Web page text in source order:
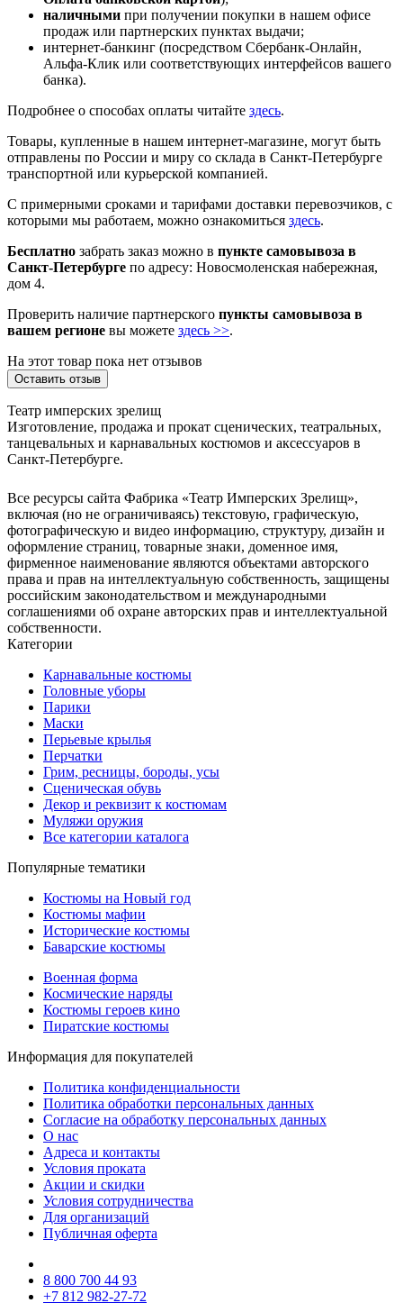
наличными при получении покупки в нашем офисе
продаж или партнерских пунктах выдачи;
интернет-банкинг (посредством Сбербанк-Онлайн,
Альфа-Клик или соответствующих интерфейсов вашего
банка).
Подробнее о способах оплаты читайте здесь.
Товары, купленные в нашем интернет-магазине, могут быть
отправлены по России и миру со склада в Санкт-Петербурге
транспортной или курьерской компанией.
С примерными сроками и тарифами доставки перевозчиков, с
которыми мы работаем, можно ознакомиться здесь.
Бесплатно забрать заказ можно в пункте самовывоза в
Санкт-Петербурге по адресу: Новосмоленская набережная,
дом 4.
Проверить наличие партнерского пункты самовывоза в
вашем регионе вы можете здесь >>.
На этот товар пока нет отзывов
Оставить отзыв
Театр имперских зрелищ
Изготовление, продажа и прокат сценических, театральных,
танцевальных и карнавальных костюмов и аксессуаров в
Санкт-Петербурге.
Все ресурсы сайта Фабрика «Театр Имперских Зрелищ»,
включая (но не ограничиваясь) текстовую, графическую,
фотографическую и видео информацию, структуру, дизайн и
оформление страниц, товарные знаки, доменное имя,
фирменное наименование являются объектами авторского
права и прав на интеллектуальную собственность, защищены
российским законодательством и международными
соглашениями об охране авторских прав и интеллектуальной
собственности.
Категории
Карнавальные костюмы
Головные уборы
Парики
Маски
Перьевые крылья
Перчатки
Грим, ресницы, бороды, усы
Сценическая обувь
Декор и реквизит к костюмам
Муляжи оружия
Все категории каталога
Популярные тематики
Костюмы на Новый год
Костюмы мафии
Исторические костюмы
Баварские костюмы
Военная форма
Космические наряды
Костюмы героев кино
Пиратские костюмы
Информация для покупателей
Политика конфиденциальности
Политика обработки персональных данных
Согласие на обработку персональных данных
О нас
Адреса и контакты
Условия проката
Акции и скидки
Условия сотрудничества
Для организаций
Публичная оферта
8 800 700 44 93
+7 812 982-27-72